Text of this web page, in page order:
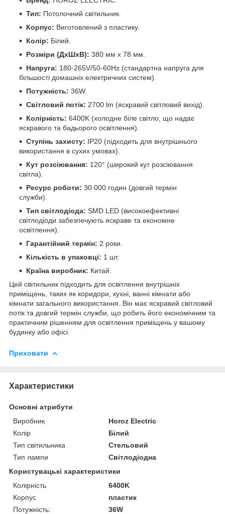
Тип: Потолочний світильник.
Корпус: Виготовлений з пластику.
Колір: Білий.
Розміри (ДхШхВ): 380 мм x 78 мм.
Напруга: 180-265V/50-60Hz (стандартна напруга для
більшості домашніх електричних систем).
Потужність: 36W.
Світловий потік: 2700 lm (яскравий світловий вихід).
Колірність: 6400K (холодне біле світло, що надає
яскравого та бадьорого освітлення).
Ступінь захисту: IP20 (підходить для внутрішнього
використання в сухих умовах).
Кут розсіювання: 120° (широкий кут розсіювання
світла).
Ресурс роботи: 30 000 годин (довгий термін
служби).
Тип світлодіода: SMD LED (високоефективні
світлодіоди забезпечують яскраве та економне
освітлення).
Гарантійний термін: 2 роки.
Кількість в упаковці: 1 шт.
Країна виробник: Китай.
Цей світильник підходить для освітлення внутрішніх
приміщень, таких як коридори, кухні, ванні кімнати або
кімнати загального використання. Він має яскравий світловий
потік та довгий термін служби, що робить його економічним та
практичним рішенням для освітлення приміщень у вашому
будинку або офісі.
Приховати
Характеристики
Основні атрибути
Виробник
Horoz Electric
Колір
Білий
Тип світильника
Стельовий
Тип лампи
Світлодіодна
Користувацькі характеристики
Колірність
6400K
Корпус
пластик
Потужність:
36W